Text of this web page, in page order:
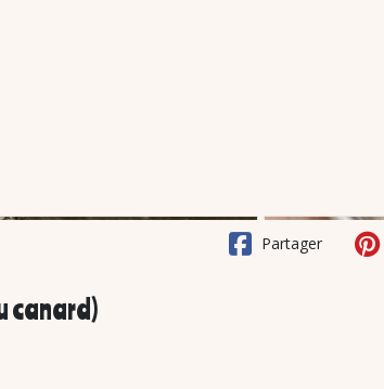
Partager
canard)